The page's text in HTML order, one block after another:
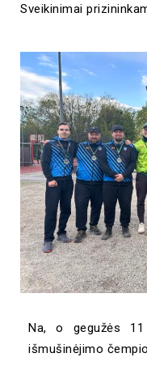
Sveikinimai
Na, o gegužės
išmušinėjimo